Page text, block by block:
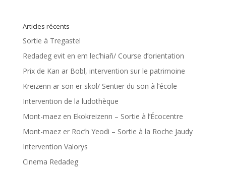
Articles récents
Sortie à Tregastel
Redadeg evit en em lec’hiañ/ Course d’orientation
Prix de Kan ar Bobl, intervention sur le patrimoine
Kreizenn ar son er skol/ Sentier du son à l’école
Intervention de la ludothèque
Mont-maez en Ekokreizenn – Sortie à l’Écocentre
Mont-maez er Roc’h Yeodi – Sortie à la Roche Jaudy
Intervention Valorys
Cinema Redadeg